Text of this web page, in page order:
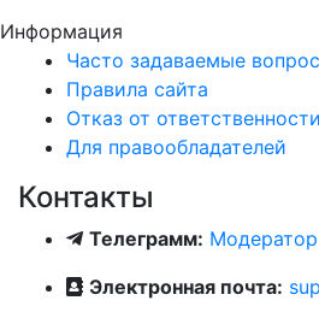
Информация
Часто задаваемые
Правила сайта
Отказ от ответственности
Для правообладателей
Контакты
Телеграмм: Модератор
Электронная почта: